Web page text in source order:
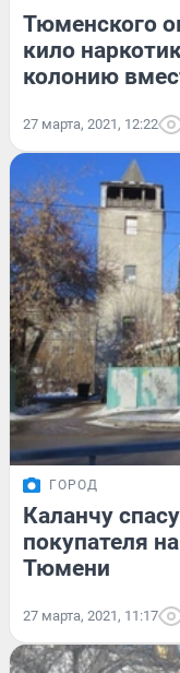
Тюменского
кило
колонию
27 марта, 2021, 12:22
ГОРОД
Каланчу
покупателя
Тюмени
27 марта, 2021, 11:17